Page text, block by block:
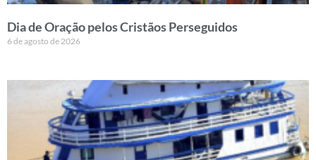
Dia de Oração pelos Cristãos Perseguidos
6 de agosto de 2026